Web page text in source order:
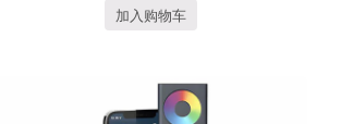
加入购物车